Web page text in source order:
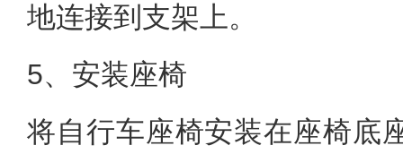
地连接到支架上。
5、安装座椅
将自行车座椅安装在座椅底